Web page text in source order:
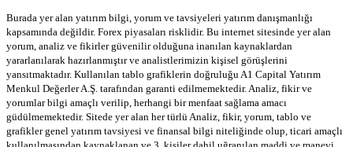
Burada yer alan yatırım bilgi, yorum ve tavsiyeleri yatırım danışmanlığı
kapsamında değildir. Forex piyasaları risklidir. Bu internet sitesinde yer alan
yorum, analiz ve fikirler güvenilir olduğuna inanılan kaynaklardan
yararlanılarak hazırlanmıştır ve analistlerimizin kişisel görüşlerini
yansıtmaktadır. Kullanılan tablo grafiklerin doğruluğu A1 Capital Yatırım
Menkul Değerler A.Ş. tarafından garanti edilmemektedir. Analiz, fikir ve
yorumlar bilgi amaçlı verilip, herhangi bir menfaat sağlama amacı
güdülmemektedir. Sitede yer alan her türlü Analiz, fikir, yorum, tablo ve
grafikler genel yatırım tavsiyesi ve finansal bilgi niteliğinde olup, ticari amaçlı